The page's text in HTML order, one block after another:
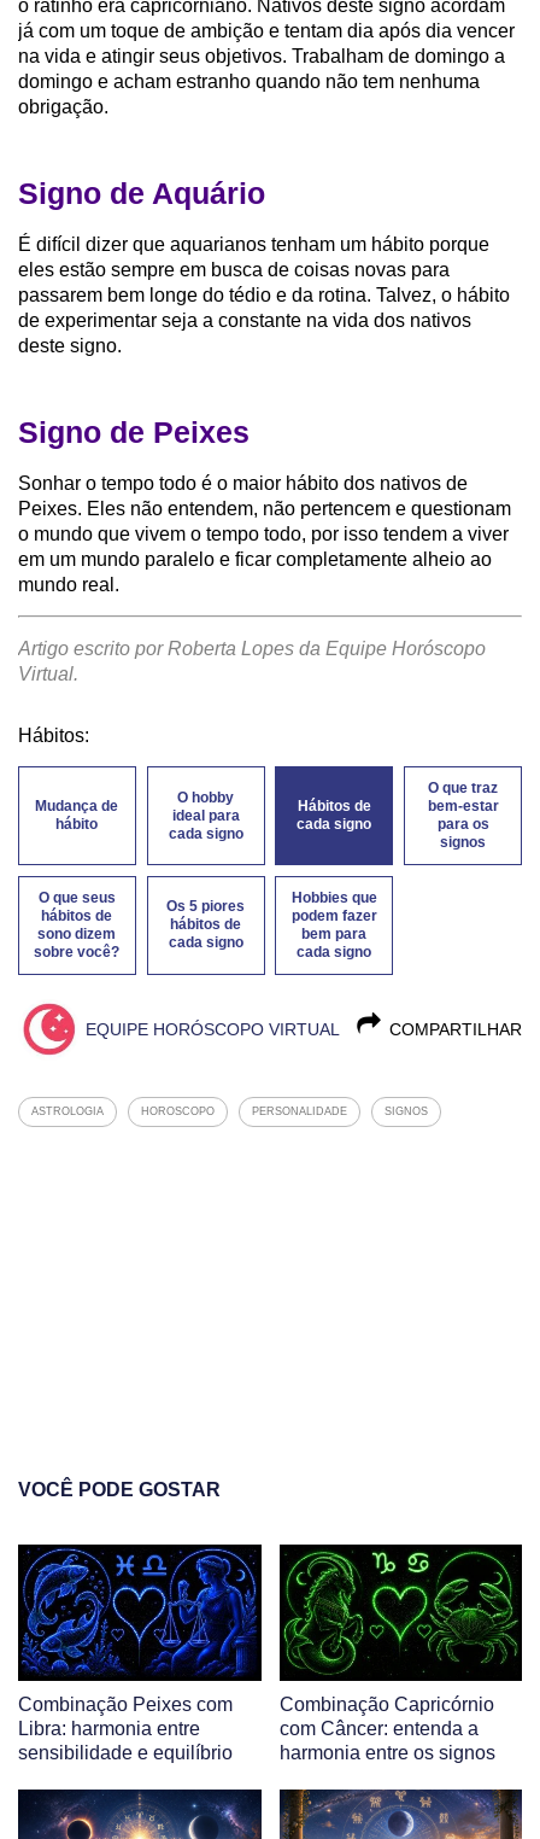
o ratinho era capricorniano. Nativos deste signo acordam
já com um toque de ambição e tentam dia após dia vencer
na vida e atingir seus objetivos. Trabalham de domingo a
domingo e acham estranho quando não tem nenhuma
obrigação.
Signo de Aquário
É difícil dizer que aquarianos tenham um hábito porque
eles estão sempre em busca de coisas novas para
passarem bem longe do tédio e da rotina. Talvez, o hábito
de experimentar seja a constante na vida dos nativos
deste signo.
Signo de Peixes
Sonhar o tempo todo é o maior hábito dos nativos de
Peixes. Eles não entendem, não pertencem e questionam
o mundo que vivem o tempo todo, por isso tendem a viver
em um mundo paralelo e ficar completamente alheio ao
mundo real.
Artigo escrito por Roberta Lopes da Equipe Horóscopo
Virtual.
Hábitos:
Mudança de
hábito
O hobby
ideal para
cada signo
Hábitos de
cada signo
O que traz
bem-estar
para os
signos
O que seus
hábitos de
sono dizem
sobre você?
Os 5 piores
hábitos de
cada signo
Hobbies que
podem fazer
bem para
cada signo
COMPARTILHAR
EQUIPE HORÓSCOPO VIRTUAL
ASTROLOGIA HOROSCOPO PERSONALIDADE SIGNOS
VOCÊ PODE GOSTAR
Combinação Peixes com
Libra: harmonia entre
sensibilidade e equilíbrio
Combinação Capricórnio
com Câncer: entenda a
harmonia entre os signos